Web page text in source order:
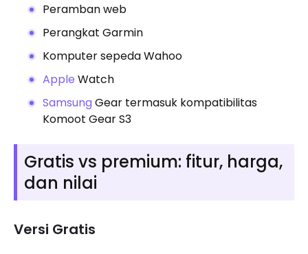
Peramban web
Perangkat Garmin
Komputer sepeda Wahoo
Apple Watch
Samsung Gear termasuk kompatibilitas
Komoot Gear S3
Gratis vs premium: fitur, harga,
dan nilai
Versi Gratis